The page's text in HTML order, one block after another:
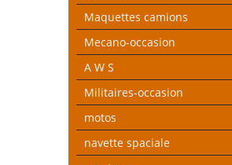
Maquettes camions
Mecano-occasion
A W S
Militaires-occasion
motos
navette spaciale